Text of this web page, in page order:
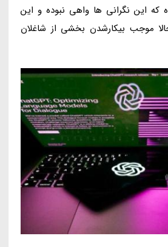
که این نگرانی ها واهی نبوده و این
موجب بیکارشدن بخشی از شاغلان